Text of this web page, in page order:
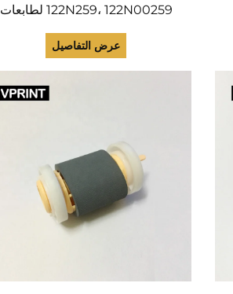
122N259، 122N00259 لطابعات
3550 (معاد تأهيلها)
عرض التفاصيل